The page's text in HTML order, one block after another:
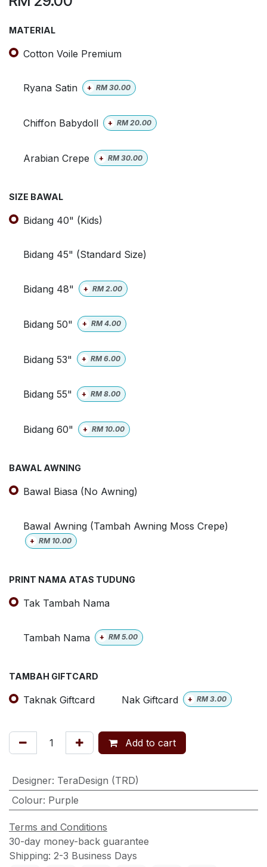
MATERIAL
Cotton Voile Premium
Ryana Satin + RM30.00
Chiffon Babydoll + RM20.00
Arabian Crepe + RM30.00
SIZE BAWAL
Bidang 40" (Kids)
Bidang 45" (Standard Size)
Bidang 48" + RM2.00
Bidang 50" + RM4.00
Bidang 53" + RM6.00
Bidang 55" + RM8.00
Bidang 60" + RM 10.00
BAWAL AWNING
Bawal Biasa (No Awning)
Bawal Awning (Tambah Awning Moss Crepe)
+ RM 10.00
PRINT NAMA ATAS TUDUNG
Tak Tambah Nama
Tambah Nama + RM5.00
TAMBAH GIFTCARD
Taknak Giftcard Nak Giftcard + RM3.00
Add to cart
Designer: TeraDesign (TRD)
Colour: Purple
Terms and Conditions
30-day money-back guarantee
Shipping: 2-3 Business Days